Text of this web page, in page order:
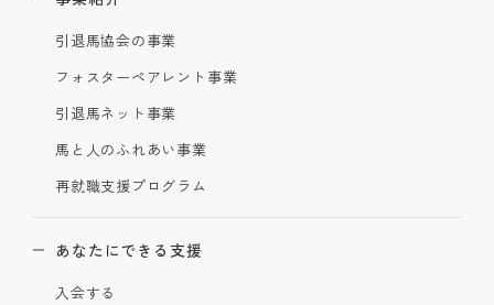
引退馬協会の事業
フォスターペアレント事業
引退馬ネット事業
馬と人のふれあい事業
再就職支援プログラム
あなたにできる支援
入会する